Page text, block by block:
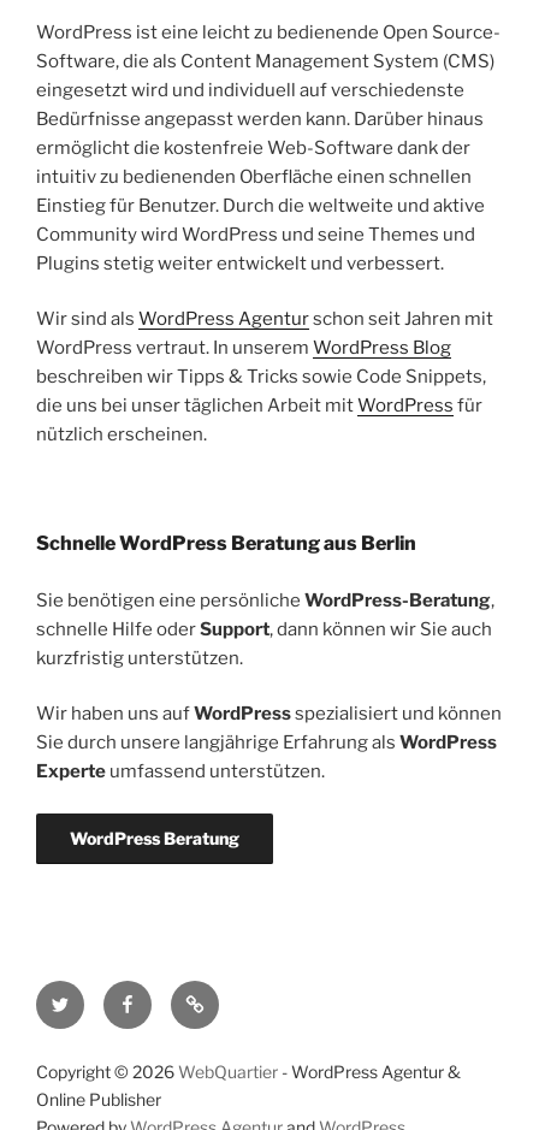
WordPress ist eine leicht zu bedienende Open Source-
Software, die als Content Management System (CMS)
eingesetzt wird und individuell auf verschiedenste
Bedürfnisse angepasst werden kann. Darüber hinaus
ermöglicht die kostenfreie Web-Software dank der
intuitiv zu bedienenden Oberfläche einen schnellen
Einstieg für Benutzer. Durch die weltweite und aktive
Community wird WordPress und seine Themes und
Plugins stetig weiter entwickelt und verbessert.
Wir sind als WordPress Agenturschon seit Jahren mit
WordPress vertraut. In unserem WordPress Blog
beschreiben wir Tipps & Tricks sowie Code Snippets,
die uns bei unser täglichen Arbeit mitWordPress für
nützlich erscheinen.
Schnelle WordPress Beratung aus Berlin
Sie benötigen eine persönliche WordPress-Beratung,
schnelle Hilfe oderSupport, dann können wir Sie auch
kurzfristig unterstützen.
Wir haben uns aufWordPressspezialisiert und können
Sie durch unsere langjährige Erfahrung als WordPress
Experte umfassend unterstützen.
WordPress Beratung
Twitter FacebookRSS-
Feed
Copyright © 2026 WebQuartier - WordPress Agentur &
Online Publisher